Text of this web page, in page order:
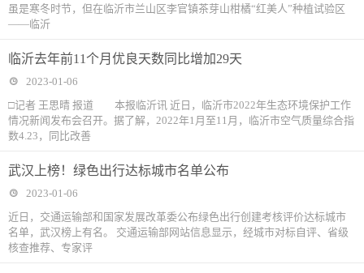
虽是寒冬时节，但在临沂市兰山区李官镇茶芽山柑橘“红美人”种植试验区
——临沂
临沂去年前11个月优良天数同比增加29天
2023-01-06
□记者 王思晴 报道 本报临沂讯 近日，临沂市2022年生态环境保护工作
情况新闻发布会召开。据了解，2022年1月至11月，临沂市空气质量综合指
数4.23，同比改善
武汉上榜！绿色出行达标城市名单公布
2023-01-06
近日，交通运输部和国家发展改革委公布绿色出行创建考核评价达标城市
名单，武汉榜上有名。 交通运输部网站信息显示，经城市对标自评、省级
核查推荐、专家评